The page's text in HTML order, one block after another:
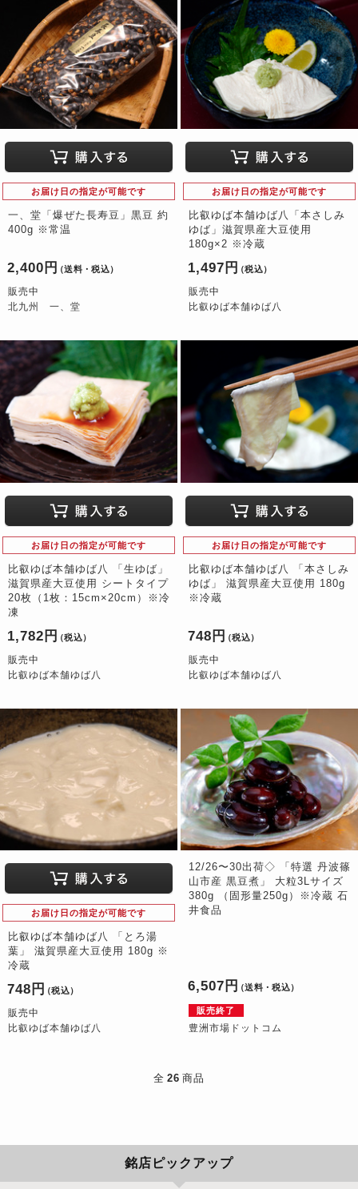
お届け日の指定が可能です
一、堂「爆ぜた長寿豆」黒豆 約
400g ※常温
2,400円 （送料・税込）
販売中
北九州 一、堂
お届け日の指定が可能です
比叡ゆば本舗ゆば八「本さしみ
ゆば」滋賀県産大豆使用
180g×2 ※冷蔵
1,497円 （税込）
販売中
比叡ゆば本舗ゆば八
お届け日の指定が可能です
比叡ゆば本舗ゆば八 「生ゆば」
滋賀県産大豆使用 シートタイプ
20枚（1枚：15cm×20cm）※冷
凍
1,782円 （税込）
販売中
比叡ゆば本舗ゆば八
お届け日の指定が可能です
比叡ゆば本舗ゆば八 「本さしみ
ゆば」 滋賀県産大豆使用 180g
※冷蔵
748円 （税込）
販売中
比叡ゆば本舗ゆば八
お届け日の指定が可能です
比叡ゆば本舗ゆば八 「とろ湯
葉」 滋賀県産大豆使用 180g ※
冷蔵
748円 （税込）
販売中
比叡ゆば本舗ゆば八
12/26〜30出荷◇ 「特選 丹波篠
山市産 黒豆煮」 大粒3Lサイズ
380g （固形量250g）※冷蔵 石
井食品
6,507円 （送料・税込）
販売終了
豊洲市場ドットコム
全 26 商品
銘店ピックアップ